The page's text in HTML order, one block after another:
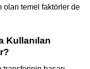
olan temel faktörler de
Kullanılan